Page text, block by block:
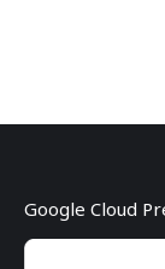
Google Cloud